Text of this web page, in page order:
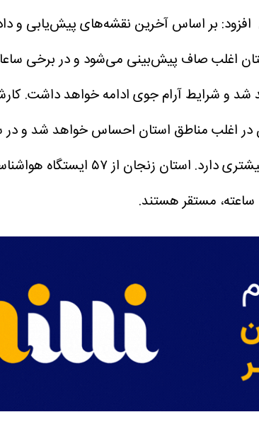
بر اساس آخرین نقشه‌های پیش‌یابی و
اغلب صاف پیش‌بینی می‌شود و در برخی
شد و شرایط آرام جوی ادامه خواهد داشت.
در اغلب مناطق استان احساس خواهد شد
دارد.
استان زنجان از ۵۷